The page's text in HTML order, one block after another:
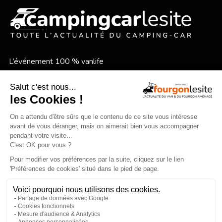
L’événement 100 % vanlife
Le festival vanlife en bord de mer
Qui sommes-nous ?